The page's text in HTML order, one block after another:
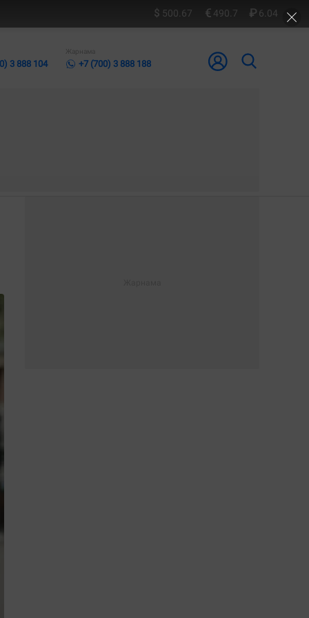
500.67 490.7 6.04
3 888 104
Жарнама
+7 (700) 3 888 188